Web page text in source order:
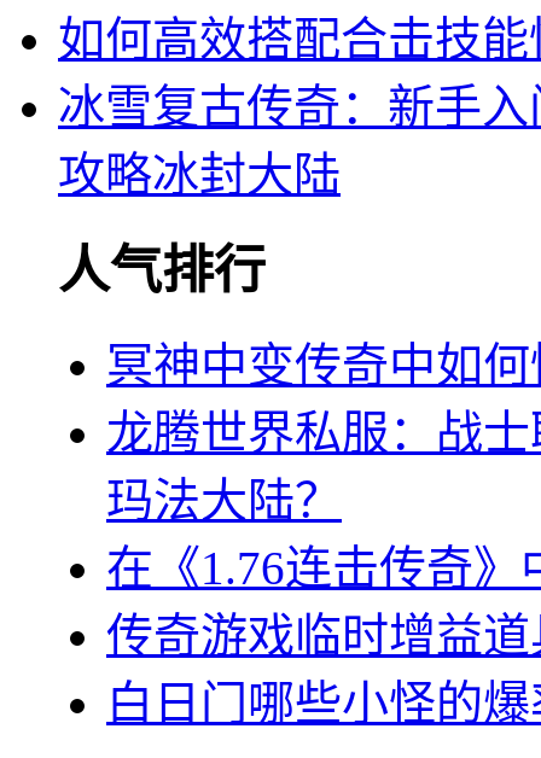
如何高效搭配合击技能
冰雪复古传奇：新手
攻略冰封大陆
人气排行
冥神中变传奇中如
龙腾世界私服：战
玛法大陆？
在《1.76连击传奇
传奇游戏临时增益
白日门哪些小怪的